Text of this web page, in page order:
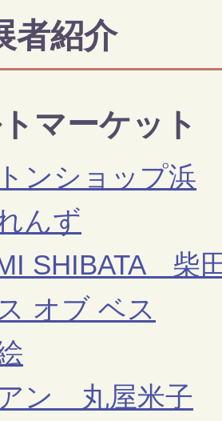
者紹介
マーケット
ンショップ浜
んず
SHIBATA 柴
オブ ベス
ン 丸屋米子